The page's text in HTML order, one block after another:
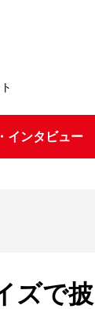
インタビュー
ズで披